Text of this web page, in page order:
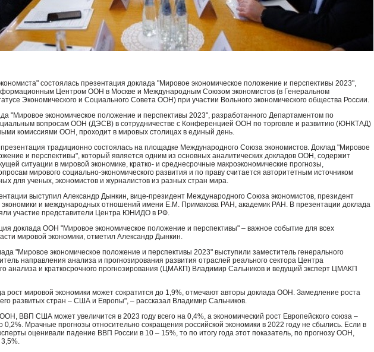
состоялась презентация доклада "Мировое экономическое положение и перспективы 2023",
Центром ООН в Москве и Международным Союзом экономистов (в Генеральном
Экономического и Социального Совета ООН) при участии Вольного экономического общества России.
"Мировое экономическое положение и перспективы 2023", разработанного Департаментом по
вопросам ООН (ДЭСВ) в сотрудничестве с Конференцией ООН по торговле и развитию (ЮНКТАД)
комиссиями ООН , проходит в мировых столицах в единый день.
презентация традиционно состоялась на площадке Международного Союза экономистов. Доклад "Мировое
и перспективы", который является одним из основных аналитических докладов ООН , содержит
ситуации в мировой экономике, кратко- и среднесрочные макроэкономические прогнозы,
мирового социально-экономического развития и по праву считается авторитетным источником
для ученых, экономистов и журналистов из разных стран мира.
выступил Александр Дынкин, вице-президент Международного Союза экономистов, президент
экономики и международных отношений имени Е.М. Примакова РАН , академик РАН . В презентации доклада
участие представители Центра ЮНИДО в РФ.
доклада ООН "Мировое экономическое положение и перспективы" – важное событие для всех
мировой экономики, отметил Александр Дынкин.
"Мировое экономическое положение и перспективы 2023" выступили заместитель генерального
направления анализа и прогнозирования развития отраслей реального сектора Центра
анализа и краткосрочного прогнозирования (ЦМАКП) Владимир Сальников и ведущий эксперт ЦМАКП
рост мировой экономики может сократится до 1,9%, отмечают авторы доклада ООН . Замедление роста
развитых стран – США и Европы", – рассказал Владимир Сальников.
ООН , ВВП США может увеличится в 2023 году всего на 0,4%, а экономический рост Европейского союза –
0,2%. Мрачные прогнозы относительно сокращения российской экономики в 2022 году не сбылись. Если в
оценивали падение ВВП России в 10 – 15%, то по итогу года этот показатель, по прогнозу ООН ,